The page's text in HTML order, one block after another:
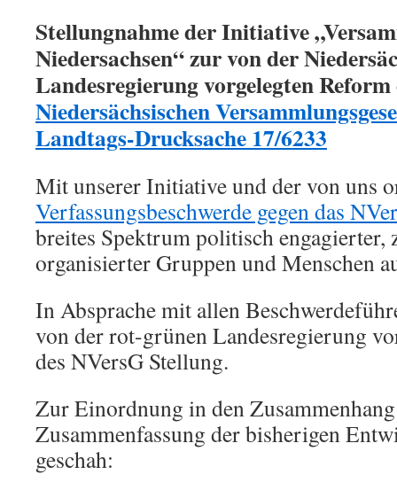
Stellungnahme der Initiative
Niedersachsen“ zur von der
Landesregierung vorgelegten Reform
Niedersächsischen
Landtags-Drucksache 17/6233
Mit unserer Initiative und der von uns
Verfassungsbeschwerde gegen das
breites Spektrum politisch
organisierter Gruppen und Menschen
In Absprache mit allen
von der rot-grünen Landesregierung
des NVersG Stellung.
Zur Einordnung in den
Zusammenfassung der bisherigen
geschah: